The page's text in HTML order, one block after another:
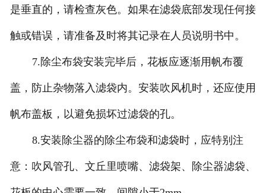
是垂直的，请检查灰色。如果在滤袋底部发现任何接
触或错误，请准备及时将其记录在人员说明书中。
7.除尘布袋安装完毕后，花板应逐渐用帆布覆
盖，防止杂物落入滤袋内。安装吹风机时，还应使用
帆布盖板，以避免损坏过滤袋的孔。
8.安装除尘器的除尘布袋和滤袋时，应特别注
意：吹风管孔、文丘里喷嘴、滤袋架、除尘器滤袋、